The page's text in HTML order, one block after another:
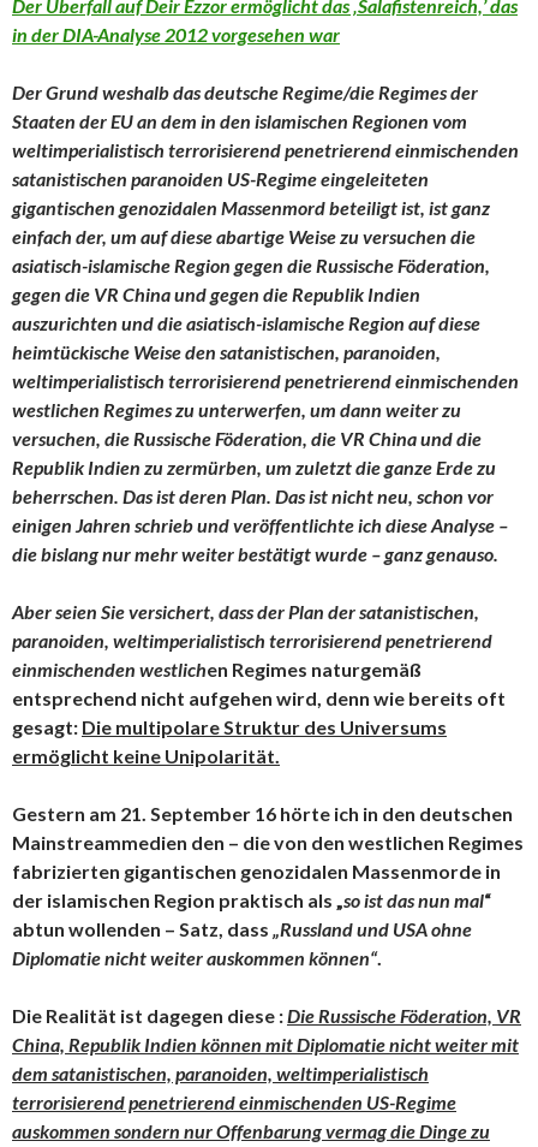
Der Überfall auf Deir Ezzor ermöglicht das ‚Salafistenreich,’ das
in der DIA-Analyse 2012 vorgesehen war
Der Grund weshalb das deutsche Regime/die Regimes der
Staaten der EU an dem in den islamischen Regionen vom
weltimperialistisch terrorisierend penetrierend einmischenden
satanistischen paranoiden US-Regime eingeleiteten
gigantischen genozidalen Massenmord beteiligt ist, ist ganz
einfach der, um auf diese abartige Weise zu versuchen die
asiatisch-islamische Region gegen die Russische Föderation,
gegen die VR China und gegen die Republik Indien
auszurichten und die asiatisch-islamische Region auf diese
heimtückische Weise den satanistischen, paranoiden,
weltimperialistisch terrorisierend penetrierend einmischenden
westlichen Regimes zu unterwerfen, um dann weiter zu
versuchen, die Russische Föderation, die VR China und die
Republik Indien zu zermürben, um zuletzt die ganze Erde zu
beherrschen. Das ist deren Plan. Das ist nicht neu, schon vor
einigen Jahren schrieb und veröffentlichte ich diese Analyse –
die bislang nur mehr weiter bestätigt wurde – ganz genauso.
Aber seien Sie versichert, dass der Plan der satanistischen,
paranoiden, weltimperialistisch terrorisierend penetrierend
einmischenden westlichen Regimes naturgemäß
entsprechend nicht aufgehen wird, denn wie bereits oft
gesagt: Die multipolare Struktur des Universums
ermöglicht keine Unipolarität.
Gestern am 21. September 16 hörte ich in den deutschen
Mainstreammedien den – die von den westlichen Regimes
fabrizierten gigantischen genozidalen Massenmorde in
der islamischen Region praktisch als „so ist das nun mal“
abtun wollenden – Satz, dass „Russland und USA ohne
Diplomatie nicht weiter auskommen können“.
Die Realität ist dagegen diese :Die Russische Föderation, VR
China, Republik Indien können mit Diplomatie nicht weiter mit
dem satanistischen, paranoiden, weltimperialistisch
terrorisierend penetrierend einmischenden US-Regime
auskommen sondern nur Offenbarung vermag die Dinge zu